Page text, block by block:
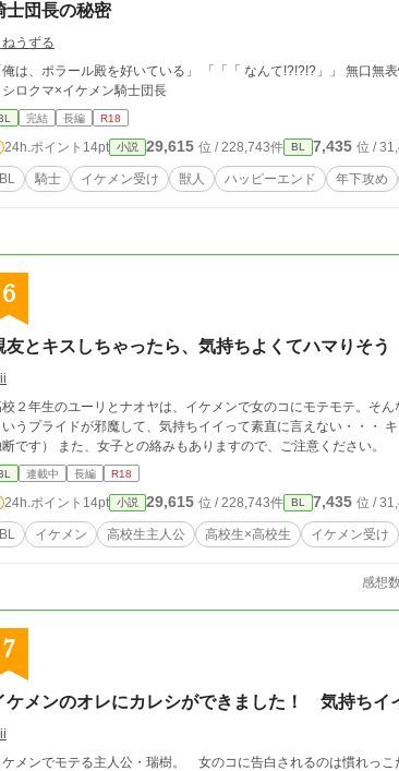
士団長の秘密
うずる
ポラール殿を好いている」 「「「 なんて!?!?!?」」 無口無表情の騎士団長が好きなのは別騎士団のシロクマ獣人副団長 チャ
ロクマ×イケメン騎士団長
完結 長編 R18
24h.ポイント 14pt 小説 29,615 位 / 228,743件 BL 7,435 位 /
BL 騎士 イケメン受け 獣人 ハッピーエンド 年下攻め
6
友とキスしちゃったら、気持ちよくてハマりそう
校２年生のユーリとナオヤは、イケメンで女のコにモテモテ。そ
うプライドが邪魔して、気持ちイイって素直に言えない・・・ キスシーンには※、それ以上には※※をつけています。（作者の
です） また、女子との絡みもありますので、ご注意ください。
連載中 長編 R18
24h.ポイント 14pt 小説 29,615 位 / 228,743件 BL 7,435 位 /
BL イケメン 高校生主人公 高校生×高校生 イケメン受け
感想
7
ケメンのオレにカレシができました！ 気持ちイ
ケメンでモテる主人公・瑞樹。 女のコに告白されるのは慣れっ